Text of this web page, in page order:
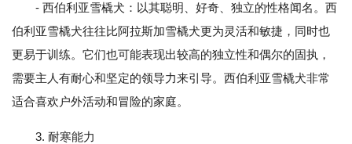
- 西伯利亚雪橇犬：以其聪明、好奇、独立的性格闻名。西
伯利亚雪橇犬往往比阿拉斯加雪橇犬更为灵活和敏捷，同时也
更易于训练。它们也可能表现出较高的独立性和偶尔的固执，
需要主人有耐心和坚定的领导力来引导。西伯利亚雪橇犬非常
适合喜欢户外活动和冒险的家庭。
3. 耐寒能力